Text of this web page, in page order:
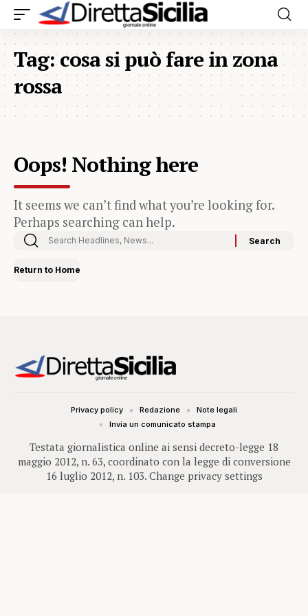
Tag:cosa si può fare in zona
rossa
Oops! Nothing here
It seems we can’t find what you’re looking for.
Perhaps searching can help.
Return to Home
Testata giornalistica online ai sensi decreto-legge 18
maggio 2012, n. 63, coordinato con la legge di conversione
16 luglio 2012, n. 103. Change privacy settings
Privacy policy Redazione
Note legali
Invia un comunicato stampa